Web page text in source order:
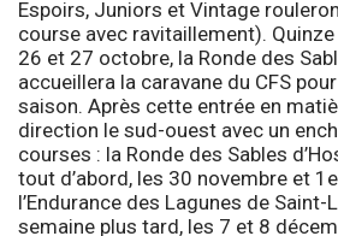
Espoirs, Juniors et Vintage
course avec ravitaillement).
26 et 27 octobre, la Ronde des
accueillera la caravane du CFS
saison. Après cette entrée en
direction le sud-ouest avec un
courses : la Ronde des Sables
tout d’abord, les 30 novembre et
l’Endurance des Lagunes de Saint-
semaine plus tard, les 7 et 8